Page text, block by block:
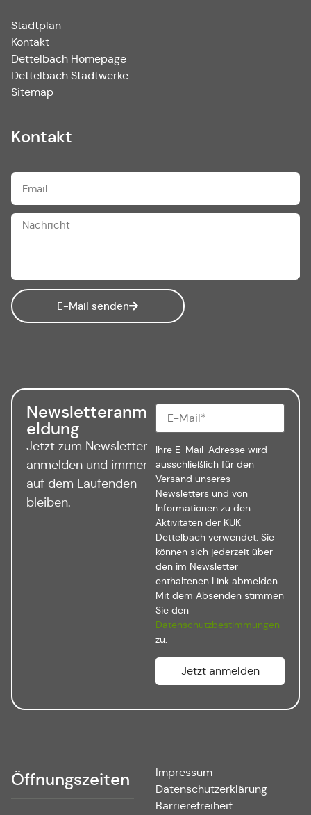
Stadtplan
Kontakt
Dettelbach Homepage
Dettelbach Stadtwerke
Sitemap
Kontakt
E-Mail senden
Newsletteranm
eldung
Jetzt zum Newsletter
anmelden und immer
auf dem Laufenden
bleiben.
Ihre E-Mail-Adresse wird
ausschließlich für den
Versand unseres
Newsletters und von
Informationen zu den
Aktivitäten der KUK
Dettelbach verwendet. Sie
können sich jederzeit über
den im Newsletter
enthaltenen Link abmelden.
Mit dem Absenden stimmen
Sie den
Datenschutzbestimmungen
zu.
Öffnungszeiten
Impressum
Datenschutzerklärung
Barrierefreiheit